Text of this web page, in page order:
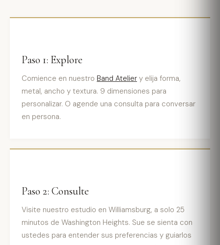
Paso 1: Explore
Comience en nuestro Band Atelier y elija forma,
metal, ancho y textura. 9 dimensiones para
personalizar. O agende una consulta para conversar
en persona.
Paso 2: Consulte
Visite nuestro estudio en Williamsburg, a solo 25
minutos de Washington Heights. Sue se sienta con
ustedes para entender sus preferencias y guiarlos